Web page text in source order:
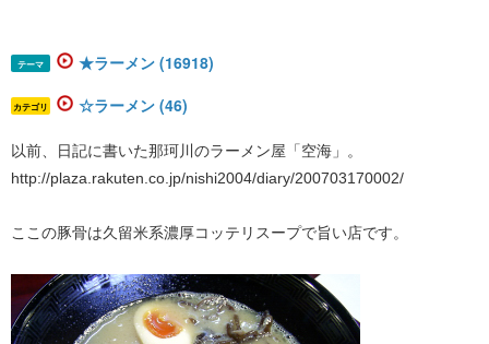
テーマ ★ラーメン (16918)
カテゴリ ☆ラーメン (46)
以前、日記に書いた那珂川のラーメン屋「空海」。
http://plaza.rakuten.co.jp/nishi2004/diary/200703170002/
ここの豚骨は久留米系濃厚コッテリスープで旨い店です。